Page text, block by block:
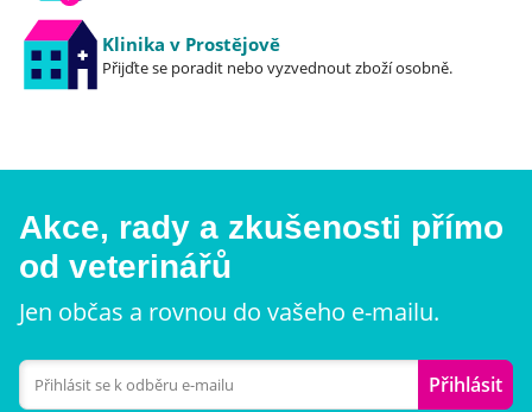
Klinika v Prostějově
Přijďte se poradit nebo vyzvednout zboží osobně.
Akce, rady a zkušenosti přímo
od veterinářů
Jen občas a rovnou do vašeho e-mailu.
Přihlásit